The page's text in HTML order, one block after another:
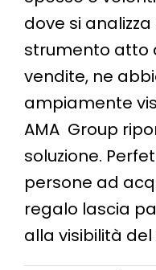
dove si
strumento atto
vendite, ne
ampiamente
AMA Group
soluzione.
persone ad
regalo lascia
alla visibilità del